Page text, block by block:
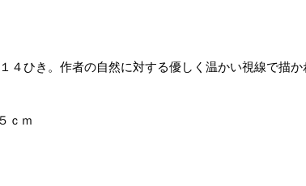
４ひき。作者の自然に対する優しく温かい視線で描
ｃｍ